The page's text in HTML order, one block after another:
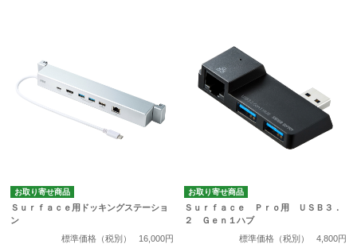
お取り寄せ商品
Ｓｕｒｆａｃｅ用ドッキングステーショ
ン
標準価格（税別）
16,000円
お取り寄せ商品
Ｓｕｒｆａｃｅ Ｐｒｏ用 ＵＳＢ３．
２ Ｇｅｎ１ハブ
標準価格（税別）
4,800円